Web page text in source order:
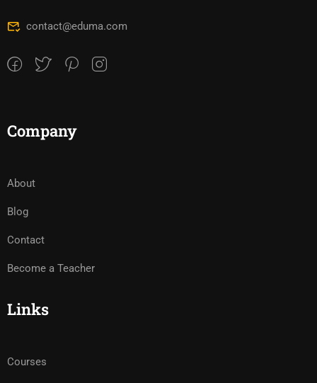
contact@eduma.com
Company
About
Blog
Contact
Become a Teacher
Links
Courses